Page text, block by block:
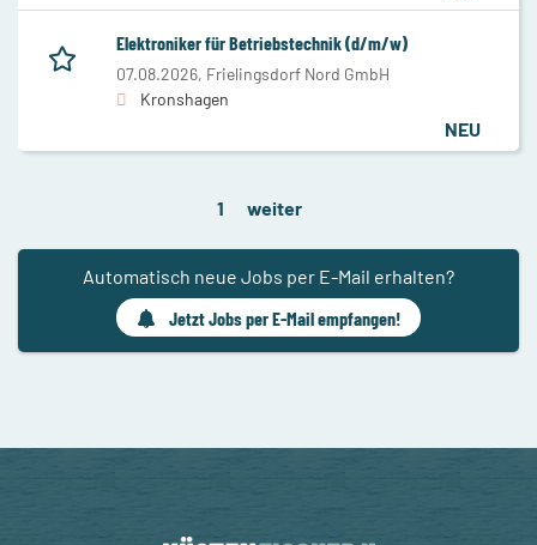
Elektroniker für Betriebstechnik (d/m/w)
07.08.2026, Frielingsdorf Nord GmbH
Kronshagen
NEU
1 weiter
Automatisch neue Jobs per E-Mail erhalten?
Jetzt Jobs per E-Mail empfangen!